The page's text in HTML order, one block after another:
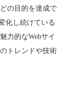
の目的を達成で
化し続けている
力的なWebサイ
トレンドや技術